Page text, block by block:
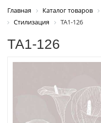
Главная Каталог товаров
Стилизация
ТА1-126
ТА1-126